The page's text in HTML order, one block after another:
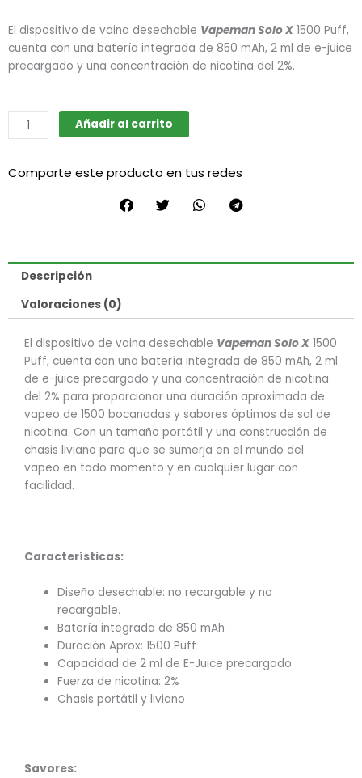
El dispositivo de vaina desechable Vapeman Solo X 1500 Puff,
cuenta con una batería integrada de 850 mAh, 2 ml de e-juice
precargado y una concentración de nicotina del 2%.
Solo
x
cantidad
Añadir al carrito
Comparte este producto en tus redes
Descripción
Valoraciones (0)
El dispositivo de vaina desechable Vapeman Solo X 1500
Puff, cuenta con una batería integrada de 850 mAh, 2 ml
de e-juice precargado y una concentración de nicotina
del 2% para proporcionar una duración aproximada de
vapeo de 1500 bocanadas y sabores óptimos de sal de
nicotina. Con un tamaño portátil y una construcción de
chasis liviano para que se sumerja en el mundo del
vapeo en todo momento y en cualquier lugar con
facilidad.
Características:
Diseño desechable: no recargable y no
recargable.
Batería integrada de 850 mAh
Duración Aprox: 1500 Puff
Capacidad de 2 ml de E-Juice precargado
Fuerza de nicotina: 2%
Chasis portátil y liviano
Savores: